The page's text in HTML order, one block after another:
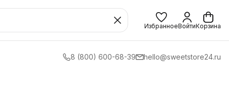
ИзбранноеВойтиКорзина
8 (800) 600-68-39 hello@sweetstore24.ru